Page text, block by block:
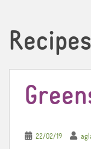
Recipes
22/02/19